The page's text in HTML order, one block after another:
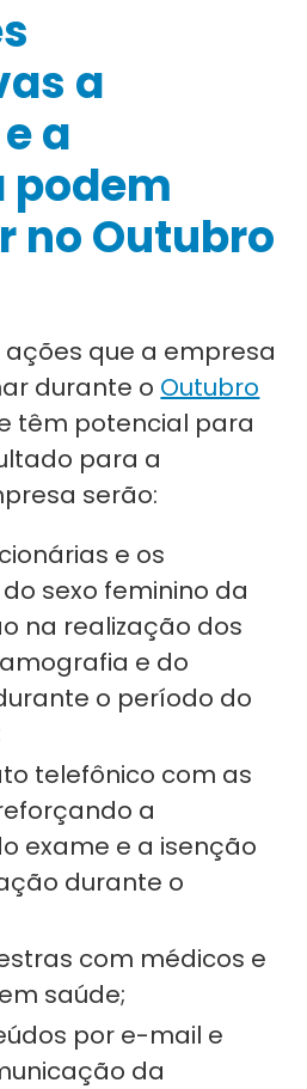
a
a
podem
no Outubro
ações que a empresa
durante o Outubro
têm potencial para
para a
serão:
e os
sexo feminino da
na realização dos
e do
o período do
telefônico com as
a
exame e a isenção
durante o
com médicos e
saúde;
por e-mail e
da